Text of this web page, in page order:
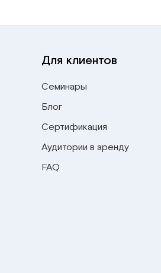
Для клиентов
Семинары
Блог
Сертификация
Аудитории в аренду
FAQ